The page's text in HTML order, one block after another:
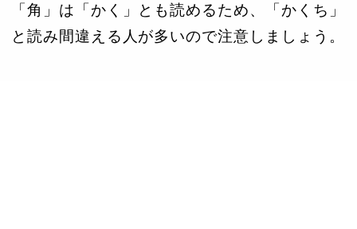
「角」は「かく」とも読めるため、「かくち」
と読み間違える人が多いので注意しましょう。